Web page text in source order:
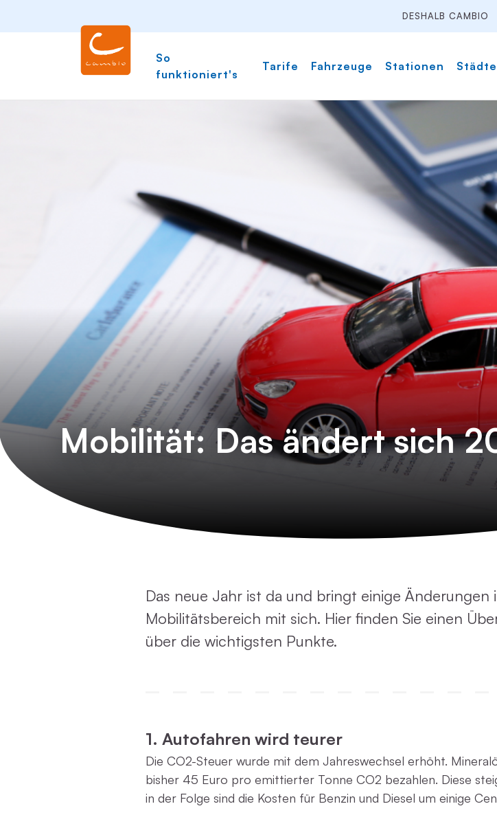
DESHALB CAMBIO
So
funktioniert's
Tarife Fahrzeuge Stationen Städte
Mobilität: Das ändert sich
Das neue Jahr ist da und bringt einige Änderungen
Mobilitätsbereich mit sich. Hier finden Sie einen
über die wichtigsten Punkte.
1. Autofahren wird teurer
Die CO2-Steuer wurde mit dem Jahreswechsel erhöht.
bisher 45 Euro pro emittierter Tonne CO2 bezahlen. Diese
in der Folge sind die Kosten für Benzin und Diesel um einige